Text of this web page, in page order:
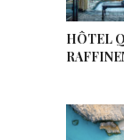
HÔTEL